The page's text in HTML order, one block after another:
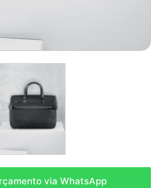
via WhatsApp